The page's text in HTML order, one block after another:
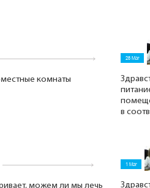
комнаты
28 Mar
в
можем ли мы лечь
1 Mar